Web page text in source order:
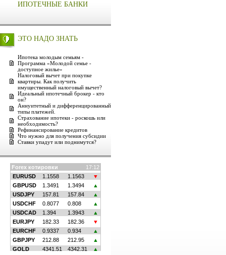
ИПОТЕЧНЫЕ БАНКИ
ЭТО НАДО ЗНАТЬ
Ипотека молодым семьям -
Программа «Молодой семье -
доступное жилье»
Налоговый вычет при покупке
квартиры. Как получить
имущественный налоговый вычет?
Идеальный ипотечный брокер - кто
он?
Аннуитетный и дифференцированный
типы платежей.
Страхование ипотеки - роскошь или
необходимость?
Рефинансирование кредитов
Что нужно для получения субсидии
Ставки упадут или поднимутся?